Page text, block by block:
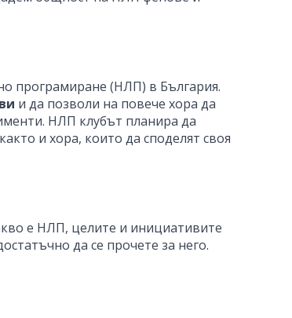
програмиране (НЛП) в България.
и да позволи на повече хора да
НЛП клубът планира да
и хора, които да споделят своя
е НЛП, целите и инициативите
да се прочете за него.